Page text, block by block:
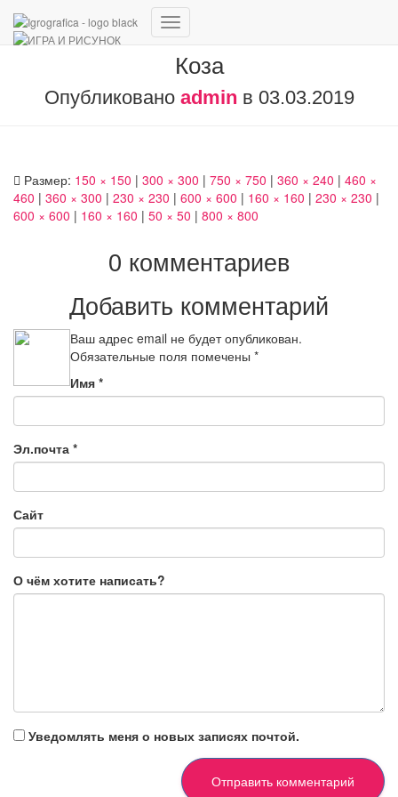
Переключить
навигацию
Коза
Опубликовано admin в 03.03.2019
Размер: 150 × 150 | 300 × 300 | 750 × 750 | 360 × 240 | 460 ×
460 | 360 × 300 | 230 × 230 | 600 × 600 | 160 × 160 | 230 × 230 |
600 × 600 | 160 × 160 | 50 × 50 | 800 × 800
0 комментариев
Добавить комментарий
Ваш адрес email не будет опубликован.
Обязательные поля помечены *
Имя *
Эл.почта *
Сайт
О чём хотите написать?
Уведомлять меня о новых записях почтой.